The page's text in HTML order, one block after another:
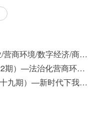
03月14日国脉政务播报（民营企业/营商环境/数字经济/商事制度改革）
国脉智库《营商环境周刊》（第122期）—法治化营商环境视域下我国行政执法公示制度浅析
国脉智库《营商环境周刊》（第六十九期）—新时代下我国营商环境标准体系构建初探